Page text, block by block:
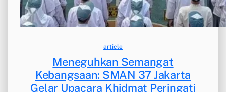
article
Meneguhkan Semangat
Kebangsaan: SMAN 37 Jakarta
Gelar Upacara Khidmat Peringati